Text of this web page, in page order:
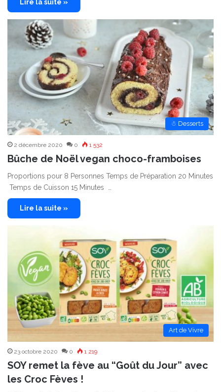
Lire la suite »
☃ Desserts
2 décembre 2020 0 1 532
Bûche de Noël vegan choco-framboises
Proportions pour 8 Personnes Temps de Préparation 20 Minutes
Temps de Cuisson 15 Minutes …
Lire la suite »
Art de Vivre
23 octobre 2020 0 1 219
SOY remet la fève au “Goût du Jour” avec
les Croc Fèves !